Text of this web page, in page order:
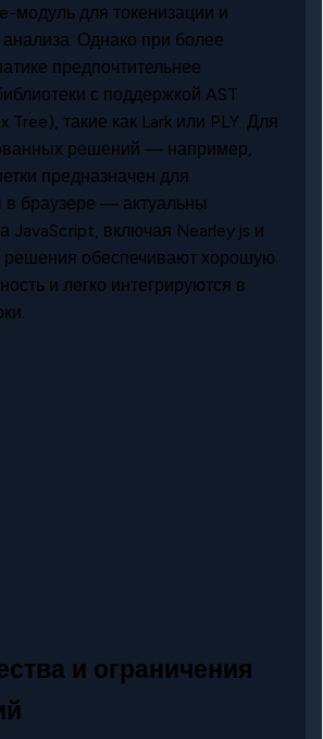
модуль для токенизации и
Однако при более
предпочтительнее
с поддержкой AST
Tree), такие как Lark или PLY. Для
решений — например,
предназначен для
в браузере — актуальны
JavaScript, включая Nearley.js и
решения обеспечивают хорошую
и легко интегрируются в
и ограничения